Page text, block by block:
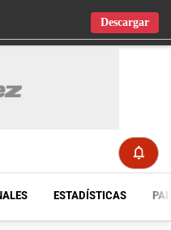
Descargar
ESTADÍSTICAS